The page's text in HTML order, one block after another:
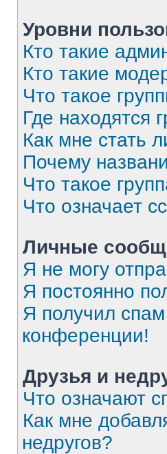
Уровни
Кто такие
Кто такие
Что такое
Где находятся
Как мне стать
Почему
Что такое
Что означает
Личные
Я не могу
Я постоянно
Я получил
конференции!
Друзья и
Что означают
Как мне
недругов?